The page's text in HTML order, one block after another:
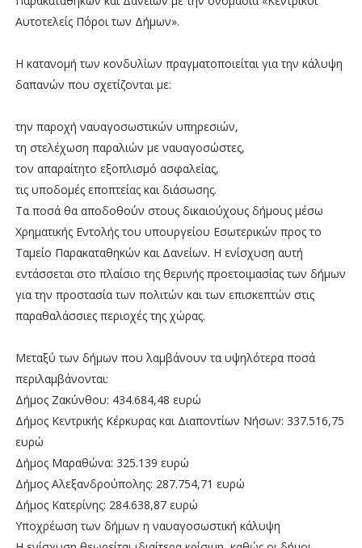
Αυτοτελείς Πόροι των Δήμων».
Η κατανομή των κονδυλίων πραγματοποιείται για την κάλυψη
δαπανών που σχετίζονται με:
την παροχή ναυαγοσωστικών υπηρεσιών,
τη στελέχωση παραλιών με ναυαγοσώστες,
τον απαραίτητο εξοπλισμό ασφαλείας,
τις υποδομές εποπτείας και διάσωσης.
Τα ποσά θα αποδοθούν στους δικαιούχους δήμους μέσω
Χρηματικής Εντολής του υπουργείου Εσωτερικών προς το
Ταμείο Παρακαταθηκών και Δανείων. Η ενίσχυση αυτή
εντάσσεται στο πλαίσιο της θερινής προετοιμασίας των δήμων
για την προστασία των πολιτών και των επισκεπτών στις
παραθαλάσσιες περιοχές της χώρας.
Μεταξύ των δήμων που λαμβάνουν τα υψηλότερα ποσά
περιλαμβάνονται:
Δήμος Ζακύνθου: 434.684,48 ευρώ
Δήμος Κεντρικής Κέρκυρας και Διαποντίων Νήσων: 337.516,75
ευρώ
Δήμος Μαραθώνα: 325.139 ευρώ
Δήμος Αλεξανδρούπολης: 287.754,71 ευρώ
Δήμος Κατερίνης: 284.638,87 ευρώ
Υποχρέωση των δήμων η ναυαγοσωστική κάλυψη